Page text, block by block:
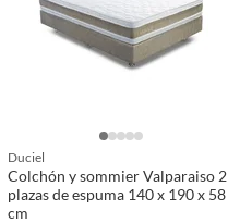
Duciel
Colchón y sommier Valparaiso 2
plazas de espuma 140 x 190 x 58
cm